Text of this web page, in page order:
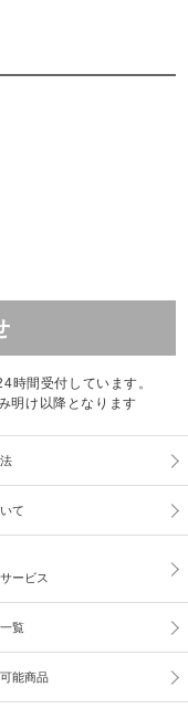
時間受付しています。
明け以降となります
て
ービス
覧
能商品